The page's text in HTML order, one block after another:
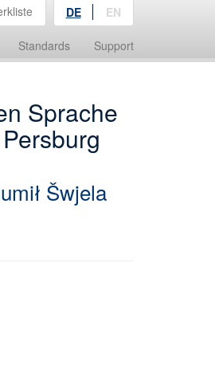
Standards Support
DE EN
Sprache
Šwjela